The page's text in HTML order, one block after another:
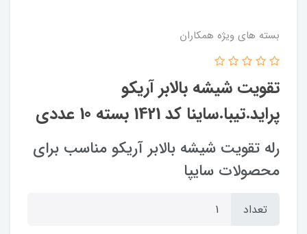
بسته های ویژه همکاران
تقویت شیشه بالابر آریکو
پراید.تیبا.ساینا کد 1421 بسته 10 عددی
رله تقویت شیشه بالابر آریکو مناسب برای
محصولات سایپا
تعداد